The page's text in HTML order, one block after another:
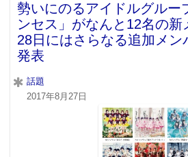
勢いにのるアイドルグルー
ンセス」がなんと12名の新
28日にはさらなる追加メン
発表
話題
2017年8月27日